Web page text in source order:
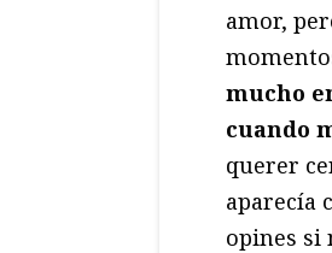
amor,
mucho
cuando
querer
aparecía
opines si